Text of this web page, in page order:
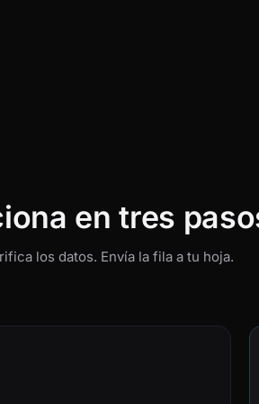
en tres
los datos. Envía la fila a tu hoja.